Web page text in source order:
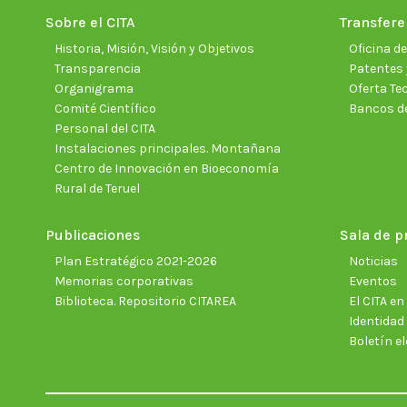
Sobre el CITA
Historia, Misión, Visión y Objetivos
Transparencia
Organigrama
Comité Científico
Personal del CITA
Instalaciones principales. Montañana
Centro de Innovación en Bioeconomía
Rural de Teruel
Oficina
Patentes
Oferta
Bancos
Publicaciones
Plan Estratégico 2021-2026
Memorias corporativas
Biblioteca. Repositorio CITAREA
Sala de
Noticias
Eventos
El CITA
Boletín